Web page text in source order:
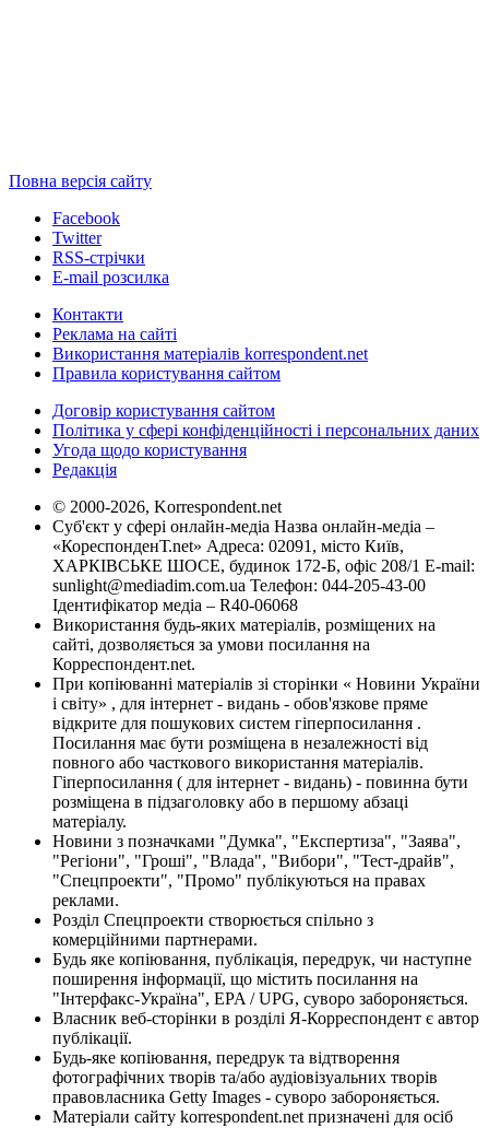
Повна версія сайту
Facebook
Twitter
RSS-стрічки
E-mail розсилка
Контакти
Реклама на сайті
Використання матеріалів korrespondent.net
Правила користування сайтом
Договір користування сайтом
Політика у сфері конфіденційності і персональних даних
Угода щодо користування
Редакція
© 2000-2026, Korrespondent.net
Суб'єкт у сфері онлайн-медіа Назва онлайн-медіа –
«КореспонденТ.net» Адреса: 02091, місто Київ,
ХАРКІВСЬКЕ ШОСЕ, будинок 172-Б, офіс 208/1 E-mail:
sunlight@mediadim.com.ua Телефон: 044-205-43-00
Ідентифікатор медіа – R40-06068
Використання будь-яких матеріалів, розміщених на
сайті, дозволяється за умови посилання на
Корреспондент.net.
При копіюванні матеріалів зі сторінки « Новини України
і світу» , для інтернет - видань - обов'язкове пряме
відкрите для пошукових систем гіперпосилання .
Посилання має бути розміщена в незалежності від
повного або часткового використання матеріалів.
Гіперпосилання ( для інтернет - видань) - повинна бути
розміщена в підзаголовку або в першому абзаці
матеріалу.
Новини з позначками "Думка", "Експертиза", "Заява",
"Регіони", "Гроші", "Влада", "Вибори", "Тест-драйв",
"Спецпроекти", "Промо" публікуються на правах
реклами.
Розділ Спецпроекти створюється спільно з
комерційними партнерами.
Будь яке копіювання, публікація, передрук, чи наступне
поширення інформації, що містить посилання на
"Інтерфакс-Україна", EPA / UPG, суворо забороняється.
Власник веб-сторінки в розділі Я-Корреспондент є автор
публікації.
Будь-яке копіювання, передрук та відтворення
фотографічних творів та/або аудіовізуальних творів
правовласника Getty Images - суворо забороняється.
Матеріали сайту korrespondent.net призначені для осіб